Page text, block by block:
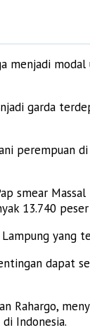
garda
perempuan
smear
13.740
Rahargo,
Indonesia.